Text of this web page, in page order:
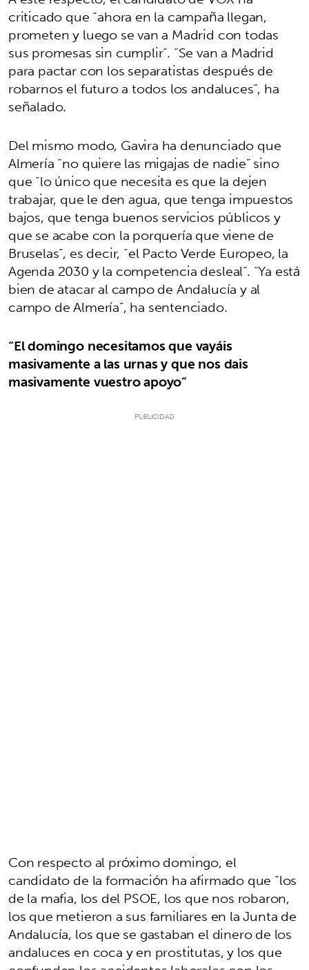
criticado que “ahora en la campaña llegan,
prometen y luego se van a Madrid con todas
sus promesas sin cumplir”. “Se van a Madrid
para pactar con los separatistas después de
robarnos el futuro a todos los andaluces”, ha
señalado.
Del mismo modo, Gavira ha denunciado que
Almería “no quiere las migajas de nadie” sino
que “lo único que necesita es que la dejen
trabajar, que le den agua, que tenga impuestos
bajos, que tenga buenos servicios públicos y
que se acabe con la porquería que viene de
Bruselas”, es decir, “el Pacto Verde Europeo, la
Agenda 2030 y la competencia desleal”. “Ya está
bien de atacar al campo de Andalucía y al
campo de Almería”, ha sentenciado.
“El domingo necesitamos que vayáis
masivamente a las urnas y que nos dais
masivamente vuestro apoyo”
Con respecto al próximo domingo, el
candidato de la formación ha afirmado que “los
de la mafia, los del PSOE, los que nos robaron,
los que metieron a sus familiares en la Junta de
Andalucía, los que se gastaban el dinero de los
andaluces en coca y en prostitutas, y los que